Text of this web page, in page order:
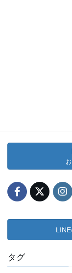
タグ